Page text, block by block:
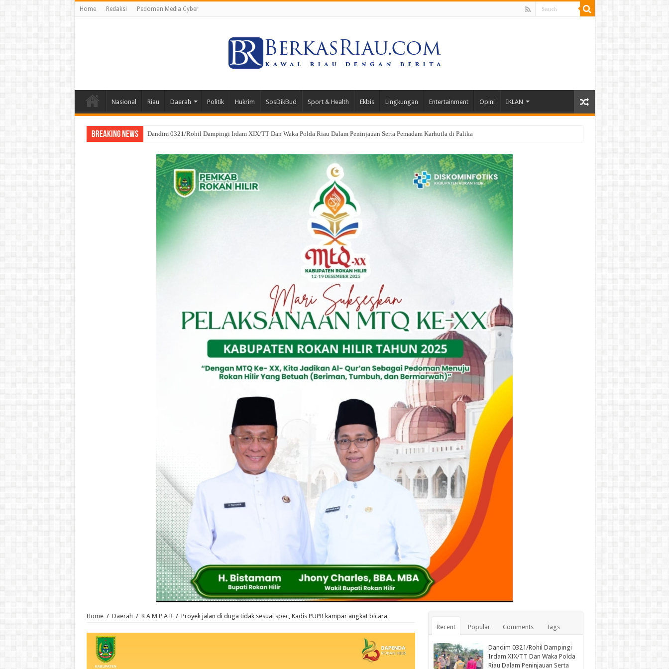
Home Redaksi Pedoman Media Cyber
Nasional Riau Daerah Politik Hukrim SosDikBud Sport & Health Ekbis Lingkungan Entertainment Opini IKLAN
Breaking News Kodim 0321/Rohil Gelar Doa Bersama Peringati HUT ke-1 Kodam XIX/Tuanku Tambusai
Home / Daerah / K A M P A R / Proyek jalan di duga tidak sesuai spec, Kadis PUPR kampar angkat bicara
Recent
Popular Comments Tags
Dandim 0321/Rohil Dampingi
Irdam XIX/TT Dan Waka Polda
Riau Dalam Peninjauan Serta